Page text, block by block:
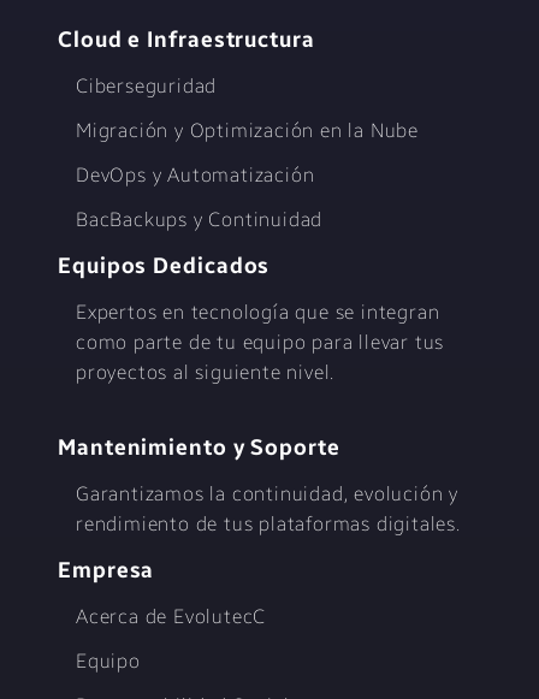
Cloud e Infraestructura
Ciberseguridad
Migración y Optimización en la Nube
DevOps y Automatización
BacBackups y Continuidad
Equipos Dedicados
Expertos en tecnología que se integran
como parte de tu equipo para llevar tus
proyectos al siguiente nivel.
Mantenimiento y Soporte
Garantizamos la continuidad, evolución y
rendimiento de tus plataformas digitales.
Empresa
Acerca de EvolutecC
Equipo